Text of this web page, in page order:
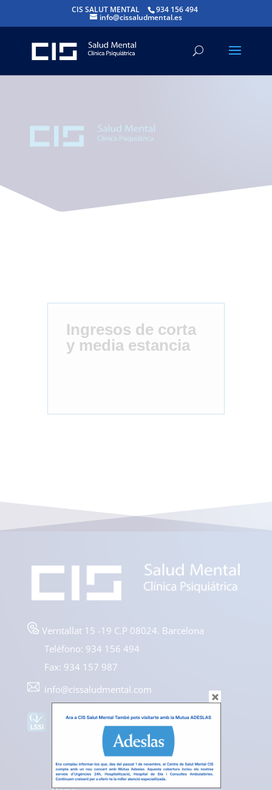
CIS SALUT MENTAL 934 156 494
info@cissaludmental.es
Ingresos de corta
y media estancia
Verntallat 15 -19 C.P 08024. Barcelona
Teléfono: 934 156 494
Fax: 934 157 987
info@cissaludmental.com